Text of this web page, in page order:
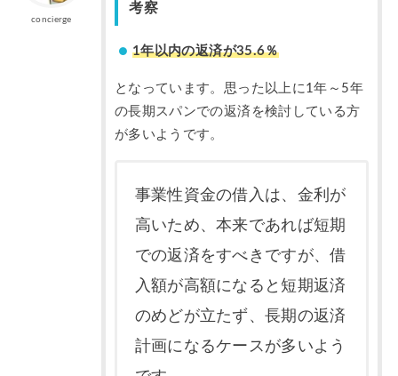
concierge
考察
1年以内の返済が35.6％
となっています。思った以上に1年～5年
の長期スパンでの返済を検討している方
が多いようです。
事業性資金の借入は、金利が
高いため、本来であれば短期
での返済をすべきですが、借
入額が高額になると短期返済
のめどが立たず、長期の返済
計画になるケースが多いよう